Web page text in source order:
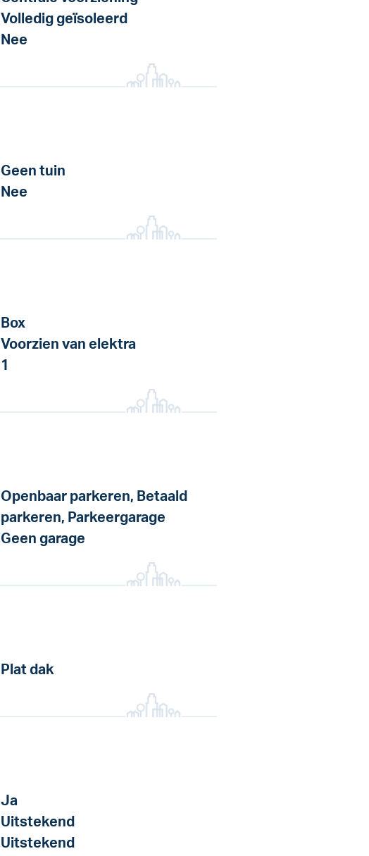
Volledig geïsoleerd
Nee
Geen tuin
Nee
Box
Voorzien van elektra
1
Openbaar parkeren, Betaald
parkeren, Parkeergarage
Geen garage
Plat dak
Ja
Uitstekend
Uitstekend